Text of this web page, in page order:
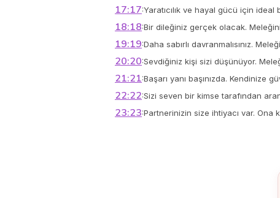
17:17:Yaratıcılık ve hayal gücü için
18:18:Bir dileğiniz gerçek olacak.
19:19:Daha sabırlı davranmalısınız.
20:20:Sevdiğiniz kişi sizi düşünüyor.
21:21:Başarı yanı başınızda. Kendinize
22:22:Sizi seven bir kimse tarafından
23:23:Partnerinizin size ihtiyacı var.